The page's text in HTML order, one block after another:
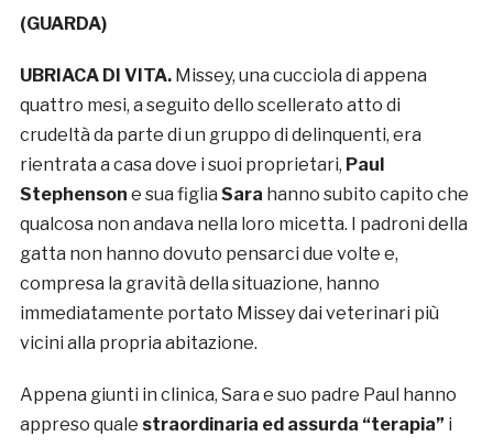
(GUARDA)
UBRIACA DI VITA.Missey, una cucciola di appena
quattro mesi, a seguito dello scellerato atto di
crudeltà da parte di un gruppo di delinquenti, era
rientrata a casa dove i suoi proprietari, Paul
Stephenson e sua figlia Sara hanno subito capito che
qualcosa non andava nella loro micetta. I padroni della
gatta non hanno dovuto pensarci due volte e,
compresa la gravità della situazione, hanno
immediatamente portato Missey dai veterinari più
vicini alla propria abitazione.
Appena giunti in clinica, Sara e suo padre Paul hanno
appreso quale straordinaria ed assurda “terapia” i